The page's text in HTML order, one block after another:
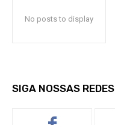
No posts to display
SIGA NOSSAS REDES